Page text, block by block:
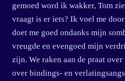
gemoed word ik wakker, Tom
vraagt is er iets? Ik voel me
doet me goed ondanks mijn
vreugde en evengoed mijn
zijn. We raken aan de praat
over bindings- en